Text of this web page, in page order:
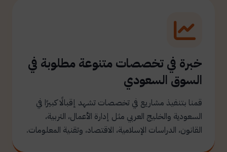
خبرة في تخصصات متنوعة مطلوبة في
السوق السعودي
قمنا بتنفيذ مشاريع في تخصصات تشهد إقبالًا كبيرًا في
السعودية والخليج العربي مثل إدارة الأعمال، التربية،
القانون، الدراسات الإسلامية، الاقتصاد، وتقنية المعلومات.